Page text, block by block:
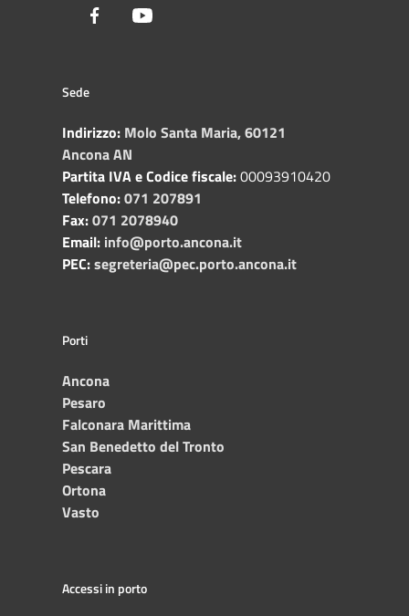
Facebook
Sede
Indirizzo: Molo Santa Maria, 60121
Ancona AN
Partita IVA e Codice fiscale:00093910420
Telefono:071 207891
Fax:071 2078940
Email: info@porto.ancona.it
PEC:segreteria@pec.porto.ancona.it
Porti
Ancona
Pesaro
Falconara Marittima
San Benedetto del Tronto
Pescara
Ortona
Vasto
Accessi in porto